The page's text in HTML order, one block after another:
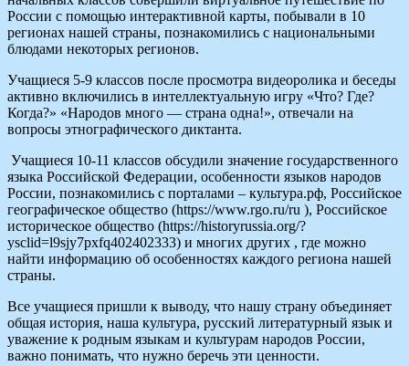
России с помощью интерактивной карты, побывали в 10
регионах нашей страны, познакомились с национальными
блюдами некоторых регионов.
Учащиеся 5-9 классов после просмотра видеоролика и беседы
активно включились в интеллектуальную игру «Что? Где?
Когда?» «Народов много — страна одна!», отвечали на
вопросы этнографического диктанта.
Учащиеся 10-11 классов обсудили значение государственного
языка Российской Федерации, особенности языков народов
России, познакомились с порталами – культура.рф, Российское
географическое общество (https://www.rgo.ru/ru ), Российское
историческое общество (https://historyrussia.org/?
ysclid=l9sjy7pxfq402402333) и многих других , где можно
найти информацию об особенностях каждого региона нашей
страны.
Все учащиеся пришли к выводу, что нашу страну объединяет
общая история, наша культура, русский литературный язык и
уважение к родным языкам и культурам народов России,
важно понимать, что нужно беречь эти ценности.